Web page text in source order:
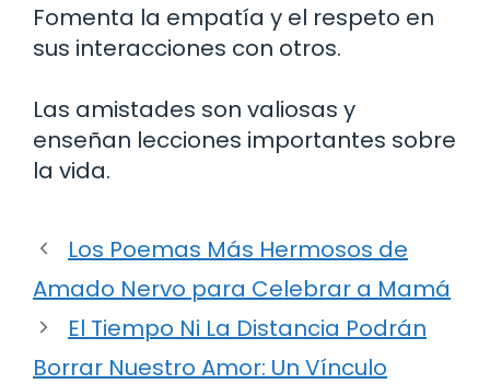
Fomenta la empatía y el respeto en
sus interacciones con otros.
Las amistades son valiosas y
enseñan lecciones importantes sobre
la vida.
Los Poemas Más Hermosos de
Amado Nervo para Celebrar a Mamá
El Tiempo Ni La Distancia Podrán
Borrar Nuestro Amor: Un Vínculo